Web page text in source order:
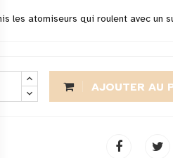
les atomiseurs qui roulent avec un
AJOUTER AU